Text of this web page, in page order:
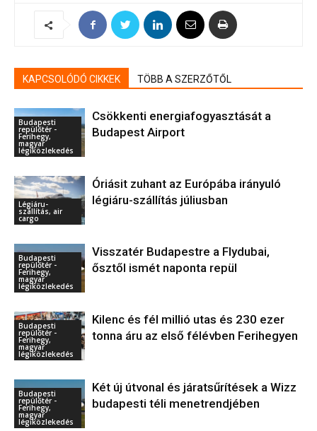
KAPCSOLÓDÓ CIKKEK TÖBB A SZERZŐTŐL
Budapesti
repülőtér -
Ferihegy,
magyar
légiközlekedés
Csökkenti energiafogyasztását a
Budapest Airport
Légiáru-
szállítás, air
cargo
Óriásit zuhant az Európába irányuló
légiáru-szállítás júliusban
Budapesti
repülőtér -
Ferihegy,
magyar
légiközlekedés
Visszatér Budapestre a Flydubai,
ősztől ismét naponta repül
Budapesti
repülőtér -
Ferihegy,
magyar
légiközlekedés
Kilenc és fél millió utas és 230 ezer
tonna áru az első félévben Ferihegyen
Budapesti
repülőtér -
Ferihegy,
magyar
légiközlekedés
Két új útvonal és járatsűrítések a Wizz
budapesti téli menetrendjében